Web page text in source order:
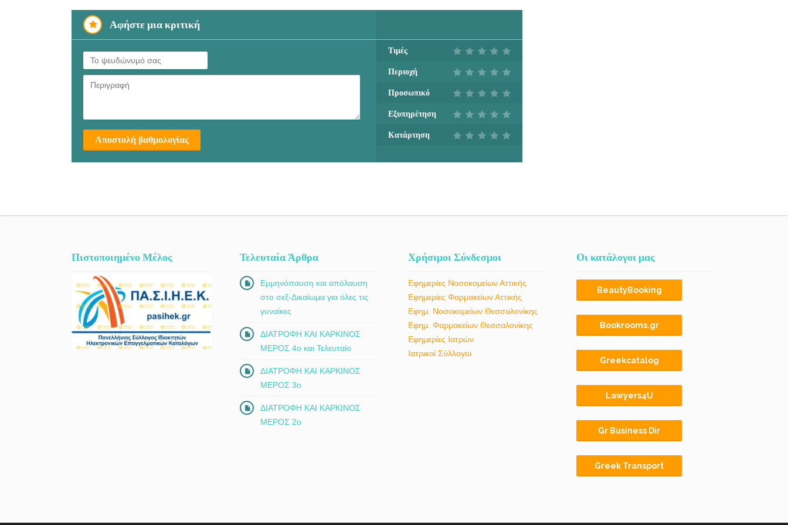
Αφήστε μια κριτική
Τιμές
Περιοχή
Προσωπικό
Εξυπηρέτηση
Κατάρτηση
Αποστολή βαθμολογίας
Πιστοποιημένο Μέλος Τελευταία Άρθρα
Εμμηνόπαυση και απόλαυση
στο σεξ-Δικαίωμα για όλες τις
γυναίκες
ΔΙΑΤΡΟΦΗ ΚΑΙ ΚΑΡΚΙΝΟΣ
ΜΕΡΟΣ 4ο και Τελευταίο
ΔΙΑΤΡΟΦΗ ΚΑΙ ΚΑΡΚΙΝΟΣ
ΜΕΡΟΣ 3ο
ΔΙΑΤΡΟΦΗ ΚΑΙ ΚΑΡΚΙΝΟΣ
ΜΕΡΟΣ 2ο
Χρήσιμοι Σύνδεσμοι
Εφημερίες Νοσοκομείων Αττικής
Εφημερίες Φαρμακείων Αττικής
Εφημ. Νοσοκομείων Θεσσαλονίκης
Εφημ. Φαρμακείων Θεσσαλονίκης
Εφημερίες Ιατρών
Ιατρικοί Σύλλογοι
Οι κατάλογοι μας
BeautyBooking
Bookrooms.gr
Greekcatalog
Lawyers4U
Gr Business Dir
Greek Transport